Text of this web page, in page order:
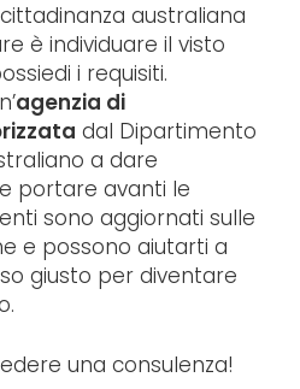
australiana
è individuare il visto
i requisiti.
agenzia di
dal Dipartimento
a dare
portare avanti le
sono aggiornati sulle
e possono aiutarti a
giusto per diventare
una consulenza!